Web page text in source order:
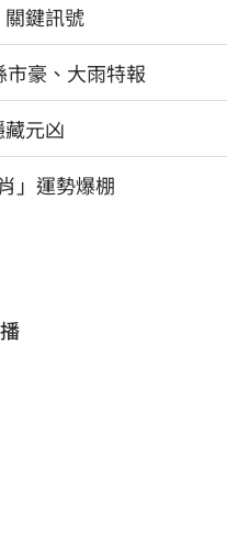
鍵訊號
豪、大雨特報
元凶
」運勢爆棚